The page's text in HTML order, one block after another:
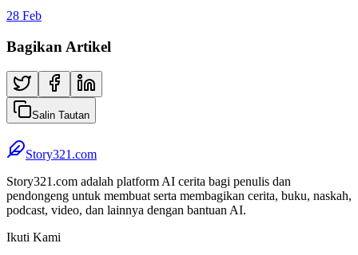
28 Feb
Bagikan Artikel
Salin Tautan
Story321.com
Story321.com adalah platform AI cerita bagi penulis dan
pendongeng untuk membuat serta membagikan cerita, buku, naskah,
podcast, video, dan lainnya dengan bantuan AI.
Ikuti Kami